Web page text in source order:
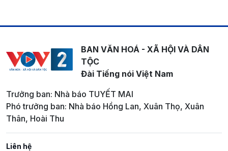
BAN VĂN HOÁ - XÃ HỘI VÀ DÂN
TỘC
Đài Tiếng nói Việt Nam
Trưởng ban: Nhà báo TUYẾT MAI
Phó trưởng ban: Nhà báo Hồng Lan, Xuân Thọ, Xuân
Thân, Hoài Thu
Liên hệ